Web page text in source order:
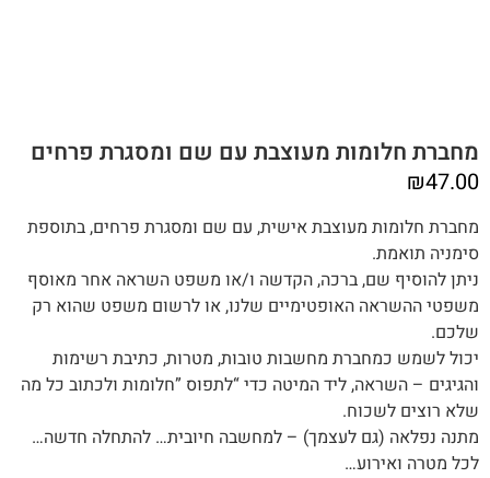
מחברת חלומות מעוצבת עם שם ומסגרת פרחים
₪47.00
מחברת חלומות מעוצבת אישית, עם שם ומסגרת פרחים, בתוספת
סימניה תואמת.
‬שלכם‭.‬‬
‬שלא‭ ‬רוצים‭ ‬לשכוח.
מתנה‭ ‬נפלאה (‬גם‭ ‬לעצמך) – למחשבה‭ ‬חיובית… ‬להתחלה‭ ‬חדשה…
לכל מטרה ואירוע…